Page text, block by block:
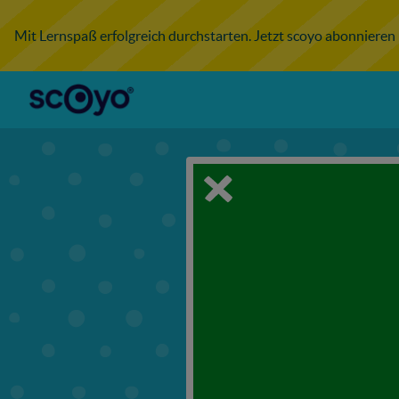
Mit Lernspaß erfolgreich durchstarten. Jetzt scoyo